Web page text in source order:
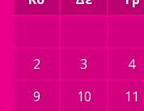
2
3 4
9
10 11